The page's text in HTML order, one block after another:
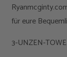
für eure
3-UNZEN-